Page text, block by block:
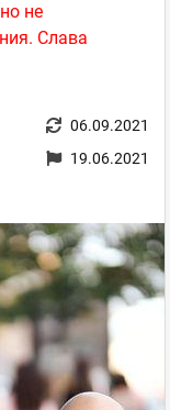
не
Слава
06.09.2021
19.06.2021